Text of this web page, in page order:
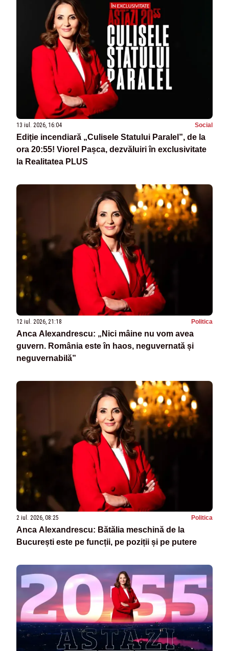
13 iul. 2026, 16:04 Social
Ediție incendiară „Culisele Statului Paralel”, de la
ora 20:55! Viorel Pașca, dezvăluiri în exclusivitate
la Realitatea PLUS
12 iul. 2026, 21:18 Politica
Anca Alexandrescu: „Nici mâine nu vom avea
guvern. România este în haos, neguvernată și
neguvernabilă”
2 iul. 2026, 08:25 Politica
Anca Alexandrescu: Bătălia meschină de la
București este pe funcții, pe poziții și pe putere